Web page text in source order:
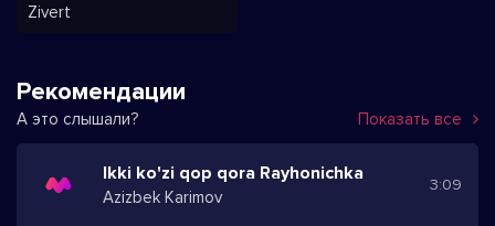
Zivert
Рекомендации
А это слышали? Показать все
Ikki ko'zi qop qora Rayhonichka
Azizbek Karimov
3:09